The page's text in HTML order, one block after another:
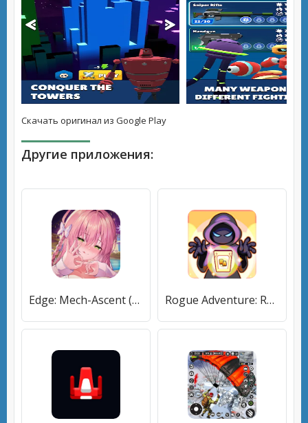
Скачать оригинал из Google Play
Другие приложения:
Edge: Mech-Ascent (Эдж) [МОД Все открыто] APK Android Rogue Adventure: Roguelike RPG (Роуг Эдвенчур) [МОД Меню] APK Android